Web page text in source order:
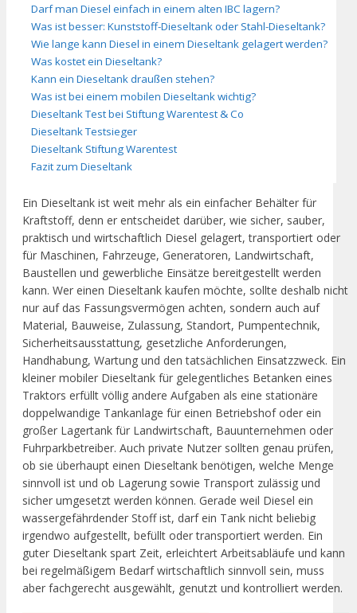
Darf man Diesel einfach in einem alten IBC lagern?
Was ist besser: Kunststoff-Dieseltank oder Stahl-Dieseltank?
Wie lange kann Diesel in einem Dieseltank gelagert werden?
Was kostet ein Dieseltank?
Kann ein Dieseltank draußen stehen?
Was ist bei einem mobilen Dieseltank wichtig?
Dieseltank Test bei Stiftung Warentest & Co
Dieseltank Testsieger
Dieseltank Stiftung Warentest
Fazit zum Dieseltank
Ein Dieseltank ist weit mehr als ein einfacher Behälter für
Kraftstoff, denn er entscheidet darüber, wie sicher, sauber,
praktisch und wirtschaftlich Diesel gelagert, transportiert oder
für Maschinen, Fahrzeuge, Generatoren, Landwirtschaft,
Baustellen und gewerbliche Einsätze bereitgestellt werden
kann. Wer einen Dieseltank kaufen möchte, sollte deshalb nicht
nur auf das Fassungsvermögen achten, sondern auch auf
Material, Bauweise, Zulassung, Standort, Pumpentechnik,
Sicherheitsausstattung, gesetzliche Anforderungen,
Handhabung, Wartung und den tatsächlichen Einsatzzweck. Ein
kleiner mobiler Dieseltank für gelegentliches Betanken eines
Traktors erfüllt völlig andere Aufgaben als eine stationäre
doppelwandige Tankanlage für einen Betriebshof oder ein
großer Lagertank für Landwirtschaft, Bauunternehmen oder
Fuhrparkbetreiber. Auch private Nutzer sollten genau prüfen,
ob sie überhaupt einen Dieseltank benötigen, welche Menge
sinnvoll ist und ob Lagerung sowie Transport zulässig und
sicher umgesetzt werden können. Gerade weil Diesel ein
wassergefährdender Stoff ist, darf ein Tank nicht beliebig
irgendwo aufgestellt, befüllt oder transportiert werden. Ein
guter Dieseltank spart Zeit, erleichtert Arbeitsabläufe und kann
bei regelmäßigem Bedarf wirtschaftlich sinnvoll sein, muss
aber fachgerecht ausgewählt, genutzt und kontrolliert werden.